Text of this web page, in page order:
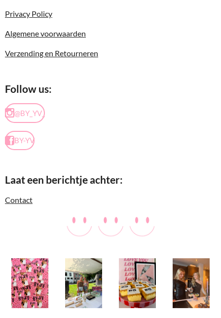
Privacy Policy
Algemene voorwaarden
Verzending en Retourneren
Follow us:
@BY_YV_
BY-YV
Laat een berichtje achter:
Contact